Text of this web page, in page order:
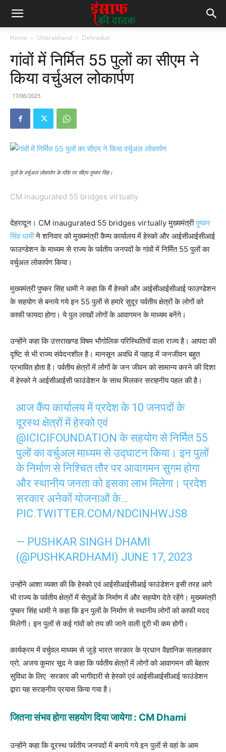
Home Uttarakhand Dehradun
गांवों में निर्मित 55 पुलों का सीएम ने
किया वर्चुअल लोकार्पण
17/06/2023
पुलों के वर्चुअल लोकार्पण के मौके पर सीएम पुष्कर सिंह।
CM inaugurated 55 bridges virtually
देहरादून। CM inaugurated 55 bridges virtually मुख्यमंत्रीपुष्कर
सिंह धामीने शनिवार को मुख्यमंत्री कैम्प कार्यालय में हेस्को और आईसीआईसीआई
फाउण्डेशन के माध्यम से राज्य के पर्वतीय जनपदों के गांवों में निर्मित 55 पुलों का
वर्चुअल लोकार्पण किया।
मुख्यमंत्री पुष्कर सिंह धामी ने कहा कि मैं हेस्को और आईसीआईसीआई फाउण्डेशन
के सहयोग से बनाये गये इन 55 पुलों से हमारे सुदूर पर्वतीय क्षेत्रों के लोगों को
काफी फायदा होगा। ये पुल लाखों लोगों के आवागमन के माध्यम बनेंगे।
उन्होंने कहा कि उत्तराखण्ड विषम भौगोलिक परिस्थितियों वाला राज्य है। आपदा की
दृष्टि से भी राज्य संवेदनशील है। मानसून अवधि में पहाड़ में जनजीवन बहुत
प्रभावित होता है। पर्वतीय क्षेत्रों में लोगों के जन जीवन को सामान्य करने की दिशा
में हेस्को ने आईसीआईसी फाउंडेशन के साथ मिलकर सराहनीय पहल की है।
आज कैंप कार्यालय में प्रदेश के 10 जनपदों के
दूरस्थ क्षेत्रों में हेस्को एवं
@ICICIFOUNDATION के सहयोग से निर्मित 55
पुलों का वर्चुअल माध्यम से उद्घाटन किया। इन पुलों
के निर्माण से निश्चित तौर पर आवागमन सुगम होगा
और स्थानीय जनता को इसका लाभ मिलेगा। प्रदेश
सरकार अनेकों योजनाओं के…
PIC.TWITTER.COM/NDCINHWJS8
— PUSHKAR SINGH DHAMI
(@PUSHKARDHAMI) JUNE 17, 2023
उन्होंने आशा व्यक्त की कि हेस्को एवं आईसीआईसीआई फाउंडेशन इसी तरह आगे
भी राज्य के पर्वतीय क्षेत्रों में सेतुओं के निर्माण में और सहयोग देते रहेंगे। मुख्यमंत्री
पुष्कर सिंह धामी ने कहा कि इन पुलों के निर्माण से स्थानीय लोगों को काफी मदद
मिलेगी। इन पुलों से कई गांवों को तय की जाने वाली दूरी भी कम होगी।
कार्यक्रम में वर्चुवल माध्यम से जुड़े भारत सरकार के प्रधान वैज्ञानिक सलाहकार
प्रो. अजय कुमार सूद ने कहा कि पर्वतीय क्षेत्रों में लोगों को आवागमन की बेहतर
सुविधा के लिए सरकार की भागीदारी से हेस्को एवं आईसीआईसीआई फाउंडेशन
द्वारा यह सराहनीय प्रयास किया गया है।
जितना संभव होगा सहयोग दिया जायेगा : CM Dhami
उन्होंने कहा कि दूरस्थ पर्वतीय जनपदों में बनाये गये इन पुलों से वहां के आम